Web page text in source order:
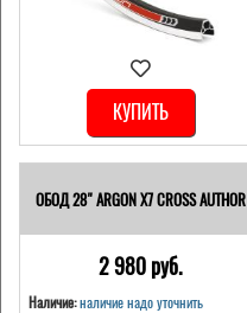
КУПИТЬ
ОБОД 28" ARGON X7 CROSS AUTHOR
2 980 pуб.
Наличие:наличие надо уточнить